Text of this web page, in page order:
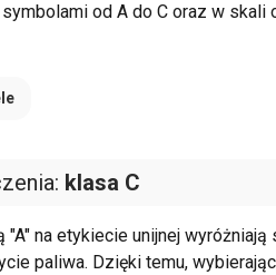
od A do C oraz w
klasa C
"A" na etykiecie unijnej
paliwa. Dzięki temu,